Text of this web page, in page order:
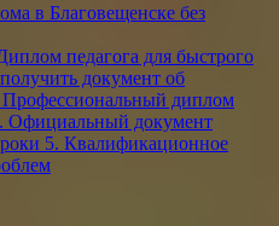
в Благовещенске без
педагога для быстрого
документ об
Професcиональный диплом
Официальный документ
5. Квалификационное